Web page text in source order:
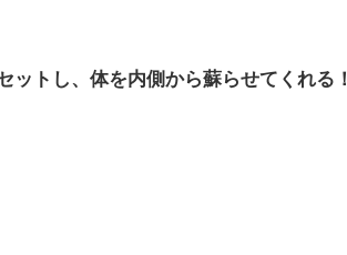
ットし、体を内側から蘇らせてくれる！